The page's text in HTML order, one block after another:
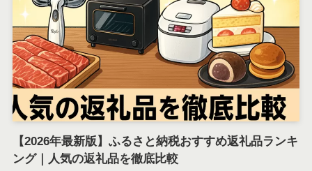
【2026年最新版】ふるさと納税おすすめ返礼品ランキ
ング｜人気の返礼品を徹底比較